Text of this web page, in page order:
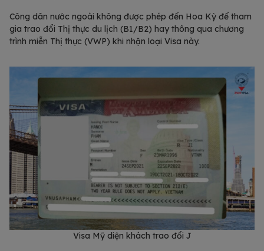
Công dân nước ngoài không được phép đến Hoa Kỳ để tham
gia trao đổi Thị thực du lịch (B1/B2) hay thông qua chương
trình miễn Thị thực (VWP) khi nhận loại Visa này.
Visa Mỹ diện khách trao đổi J